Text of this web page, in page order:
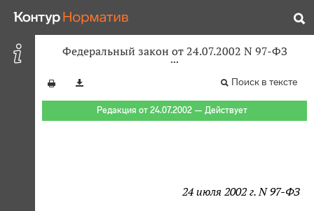
Федеральный закон от 24.07.2002 N 97-ФЗ
Поиск в тексте
Редакция от 24.07.2002 — Действует
24 июля 2002 г. N 97-ФЗ